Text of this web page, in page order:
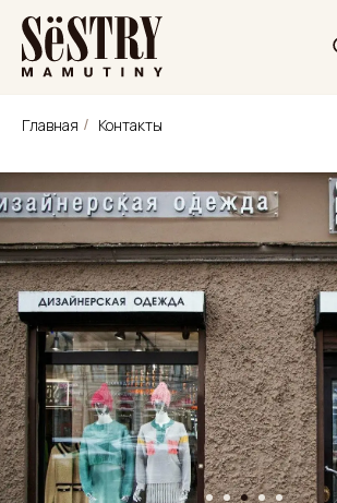
Главная / Контакты